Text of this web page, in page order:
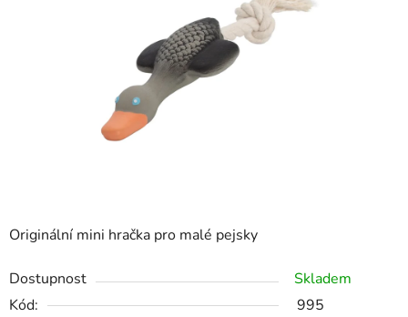
Originální mini hračka pro malé pejsky
Dostupnost
Skladem
Kód:
995